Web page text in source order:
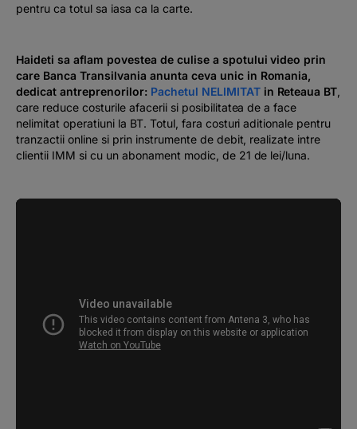
pentru ca totul sa iasa ca la carte.
Haideti sa aflam povestea de culise a spotului video prin
care Banca Transilvania anunta ceva unic in Romania,
dedicat antreprenorilor: Pachetul NELIMITATin Reteaua BT
care reduce costurile afacerii si posibilitatea de a face
nelimitat operatiuni la BT. Totul, fara costuri aditionale pentru
tranzactii online si prin instrumente de debit, realizate intre
clientii IMM si cu un abonament modic, de 21 de lei/luna.